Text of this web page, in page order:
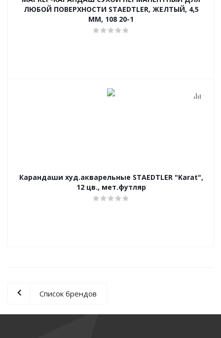
ЛЮБОЙ ПОВЕРХНОСТИ STAEDTLER, ЖЕЛТЫЙ, 4,5
ММ, 108 20-1
Карандаши худ.акварельные STAEDTLER "Karat",
12 цв., мет.футляр
Список брендов